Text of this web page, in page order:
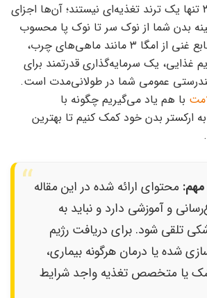
اسیدهای چرب امگا ۳ تنها یک ترند تغذیه‌ای نیستند؛ آن‌ها اجزای
بدن شما از نوک سر تا نوک پا محسوب
۳ مانند ماهی‌های چرب،
غذایی، یک سرمایه‌گذاری قدرتمند برای
عمومی شما در طولانی‌مدت است.
با هم یاد می‌گیریم چگونه با
ارکستر بدن خود کمک کنیم تا بهترین
محتوای ارائه شده در این مقاله
و آموزشی دارد و نباید به
تلقی شود. برای دریافت رژیم
شده یا درمان هرگونه بیماری،
یا متخصص تغذیه واجد شرایط